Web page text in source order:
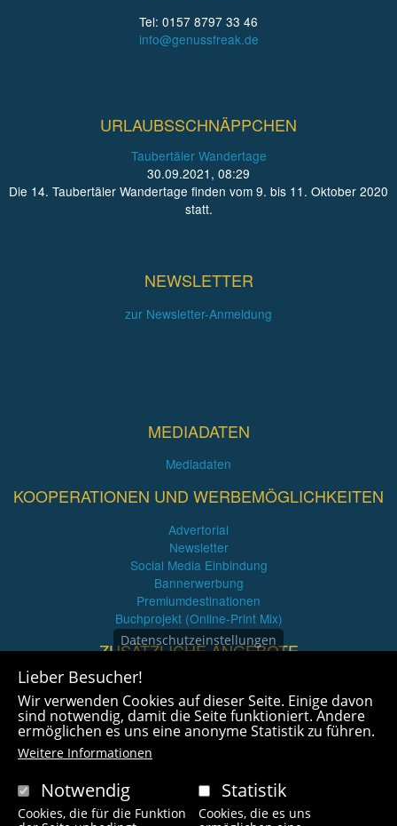
Tel: 0157 8797 33 46
info@genussfreak.de
URLAUBSSCHNÄPPCHEN
Taubertäler Wandertage
30.09.2021, 08:29
Die 14. Taubertäler Wandertage finden vom 9. bis 11. Oktober 2020
statt.
NEWSLETTER
zur Newsletter-Anmeldung
MEDIADATEN
Mediadaten
KOOPERATIONEN UND WERBEMÖGLICHKEITEN
Advertorial
Newsletter
Social Media Einbindung
Bannerwerbung
Premiumdestinationen
Buchprojekt (Online-Print Mix)
ZUSÄTZLICHE ANGEBOTE
Imagefilme und mehr
360° x 360° Fotografie
Copyright © 2021 radlfreak.de. Alle Rechte vorbehalten.
Datenschutzeinstellungen
Lieber Besucher!
Wir verwenden Cookies auf dieser Seite. Einige davon
sind notwendig, damit die Seite funktioniert. Andere
ermöglichen es uns eine anonyme Statistik zu führen.
Weitere Informationen
Notwendig
Cookies, die für die Funktion
Statistik
Cookies, die es uns